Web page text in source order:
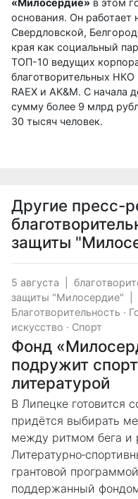
основания. Он работает
Свердловской,
края как социальный
ТОП-10 ведущих
благотворительных НКО
RAEX и AK&M. С начала
сумму более 9 млрд
30 тысяч человек.
Другие пресс-
защиты
5 августа
защиты "Милосердие"
Благотворительность ·
искусство · Спорт
Фонд
подружит
литературой
В Липецке готовится
придётся выбирать
между ритмом бега и
грантовой
поддержанный